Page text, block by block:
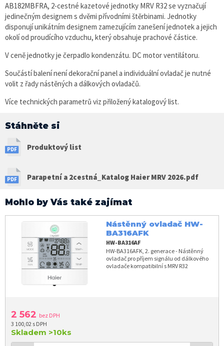
AB182MBFRA, 2-cestné kazetové jednotky MRV R32 se vyznačují
jedinečným designem s dvěmi přívodními štěrbinami. Jednotky
disponují unikátním designem zamezujícím zanešení jednotek a jejich
okolí od proudícího vzduchu, který obsahuje prachové částice.
V ceně jednotky je čerpadlo kondenzátu. DC motor ventilátoru.
Součástí balení není dekorační panel a individuální ovladač je nutné
volit z řady nástěných a dálkových ovladačů.
Více technických parametrů viz přiložený katalogový list.
Stáhněte si
Produktový list
Parapetní a 2cestná_Katalog Haier MRV 2026.pdf
Mohlo by Vás také zajímat
Nástěnný ovladač HW-
BA316AFK
HW-BA316AF
HW-BA316AFK, 2. generace - Nástěnný
ovladač pro příjem signálu od dálkového
ovladače kompatibilní s MRV R32
2 562 bez DPH
3 100,02 s DPH
Skladem >10ks